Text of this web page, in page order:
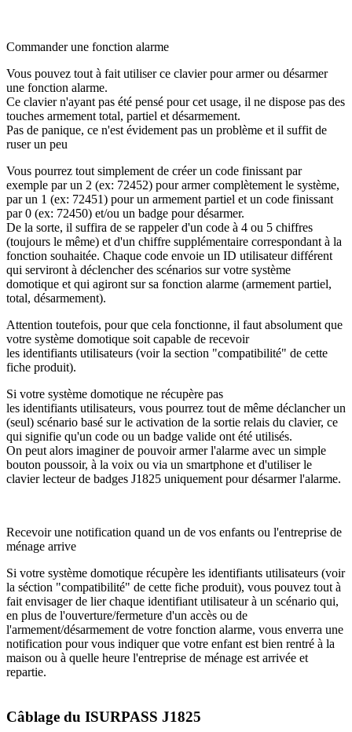
Commander une fonction alarme
Vous pouvez tout à fait utiliser ce clavier pour armer ou désarmer
une fonction alarme.
Ce clavier n'ayant pas été pensé pour cet usage, il ne dispose pas des
touches armement total, partiel et désarmement.
Pas de panique, ce n'est évidement pas un problème et il suffit de
ruser un peu
Vous pourrez tout simplement de créer un code finissant par
exemple par un 2 (ex: 72452) pour armer complètement le système,
par un 1 (ex: 72451) pour un armement partiel et un code finissant
par 0 (ex: 72450) et/ou un badge pour désarmer.
De la sorte, il suffira de se rappeler d'un code à 4 ou 5 chiffres
(toujours le même) et d'un chiffre supplémentaire correspondant à la
fonction souhaitée. Chaque code envoie un ID utilisateur différent
qui serviront à déclencher des scénarios sur votre système
domotique et qui agiront sur sa fonction alarme (armement partiel,
total, désarmement).
Attention toutefois, pour que cela fonctionne, il faut absolument que
votre système domotique soit capable de recevoir
les identifiants utilisateurs (voir la section "compatibilité" de cette
fiche produit).
Si votre système domotique ne récupère pas
les identifiants utilisateurs, vous pourrez tout de même déclancher un
(seul) scénario basé sur le activation de la sortie relais du clavier, ce
qui signifie qu'un code ou un badge valide ont été utilisés.
On peut alors imaginer de pouvoir armer l'alarme avec un simple
bouton poussoir, à la voix ou via un smartphone et d'utiliser le
clavier lecteur de badges J1825 uniquement pour désarmer l'alarme.
Recevoir une notification quand un de vos enfants ou l'entreprise de
ménage arrive
Si votre système domotique récupère les identifiants utilisateurs (voir
la séction "compatibilité" de cette fiche produit), vous pouvez tout à
fait envisager de lier chaque identifiant utilisateur à un scénario qui,
en plus de l'ouverture/fermeture d'un accès ou de
l'armement/désarmement de votre fonction alarme, vous enverra une
notification pour vous indiquer que votre enfant est bien rentré à la
maison ou à quelle heure l'entreprise de ménage est arrivée et
repartie.
Câblage du ISURPASS J1825